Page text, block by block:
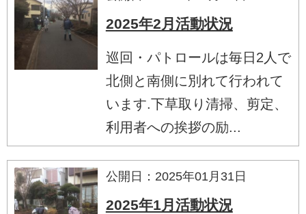
2025年2月活動状況
巡回・パトロールは毎日2人で
北側と南側に別れて行われて
います.下草取り清掃、剪定、
利用者への挨拶の励...
公開日：2025年01月31日
2025年1月活動状況